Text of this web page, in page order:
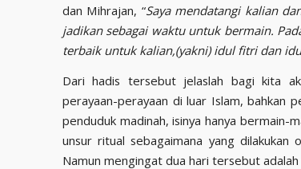
dan Mihrajan, “Saya mendatangi kalian
jadikan sebagai waktu untuk bermain.
terbaik untuk kalian,(yakni) idul fitri dan
Dari hadis tersebut jelaslah bagi kita
perayaan-perayaan di luar Islam, bahkan
penduduk madinah, isinya hanya bermain-
unsur ritual sebagaimana yang dilakukan
Namun mengingat dua hari tersebut